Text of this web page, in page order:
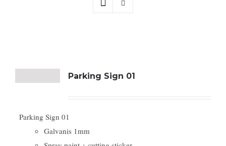
Parking Sign 01
Parking Sign 01
Galvanis 1mm